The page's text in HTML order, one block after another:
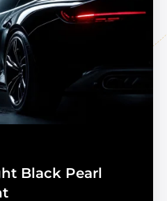
Black Pearl